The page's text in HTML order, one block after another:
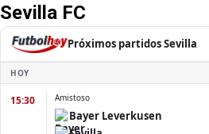
Sevilla FC